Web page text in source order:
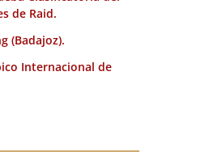
de Raid.
(Badajoz).
Internacional de